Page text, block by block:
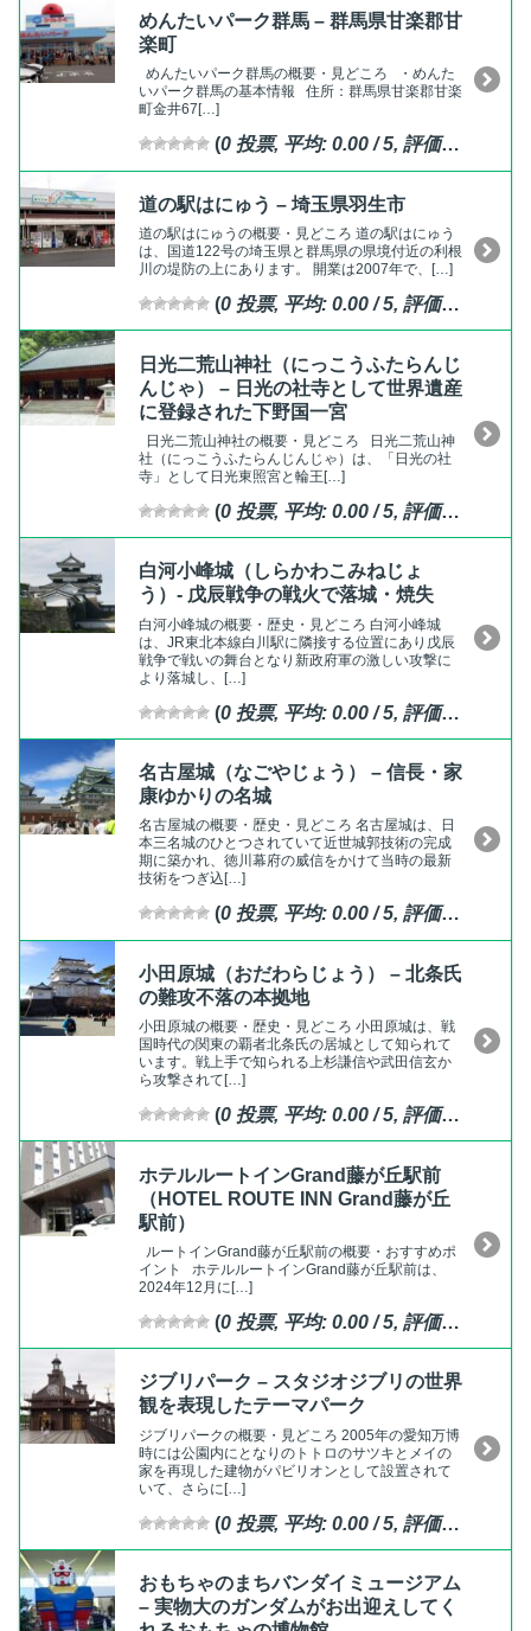
めんたいパーク群馬 – 群馬県甘楽郡甘
楽町
めんたいパーク群馬の概要・見どころ ・めんた
いパーク群馬の基本情報 住所：群馬県甘楽郡甘楽
町金井67[…]
(0 投票, 平均: 0.00 / 5, 評価済
道の駅はにゅう – 埼玉県羽生市
道の駅はにゅうの概要・見どころ 道の駅はにゅう
は、国道122号の埼玉県と群馬県の県境付近の利根
川の堤防の上にあります。 開業は2007年で、[…]
(0 投票, 平均: 0.00 / 5, 評価済
日光二荒山神社（にっこうふたらんじ
んじゃ） – 日光の社寺として世界遺産
に登録された下野国一宮
日光二荒山神社の概要・見どころ 日光二荒山神
社（にっこうふたらんじんじゃ）は、「日光の社
寺」として日光東照宮と輪王[…]
(0 投票, 平均: 0.00 / 5, 評価済
白河小峰城（しらかわこみねじょ
う）- 戊辰戦争の戦火で落城・焼失
白河小峰城の概要・歴史・見どころ 白河小峰城
は、JR東北本線白川駅に隣接する位置にあり戊辰
戦争で戦いの舞台となり新政府軍の激しい攻撃に
より落城し、[…]
(0 投票, 平均: 0.00 / 5, 評価済
名古屋城（なごやじょう） – 信長・家
康ゆかりの名城
名古屋城の概要・歴史・見どころ 名古屋城は、日
本三名城のひとつされていて近世城郭技術の完成
期に築かれ、徳川幕府の威信をかけて当時の最新
技術をつぎ込[…]
(0 投票, 平均: 0.00 / 5, 評価済
小田原城（おだわらじょう） – 北条氏
の難攻不落の本拠地
小田原城の概要・歴史・見どころ 小田原城は、戦
国時代の関東の覇者北条氏の居城として知られて
います。戦上手で知られる上杉謙信や武田信玄か
ら攻撃されて[…]
(0 投票, 平均: 0.00 / 5, 評価済
ホテルルートインGrand藤が丘駅前
（HOTEL ROUTE INN Grand藤が丘
駅前）
ルートインGrand藤が丘駅前の概要・おすすめポ
イント ホテルルートインGrand藤が丘駅前は、
2024年12月に[…]
(0 投票, 平均: 0.00 / 5, 評価済
ジブリパーク – スタジオジブリの世界
観を表現したテーマパーク
ジブリパークの概要・見どころ 2005年の愛知万博
時には公園内にとなりのトトロのサツキとメイの
家を再現した建物がパビリオンとして設置されて
いて、さらに[…]
(0 投票, 平均: 0.00 / 5, 評価済
おもちゃのまちバンダイミュージアム
– 実物大のガンダムがお出迎えしてく